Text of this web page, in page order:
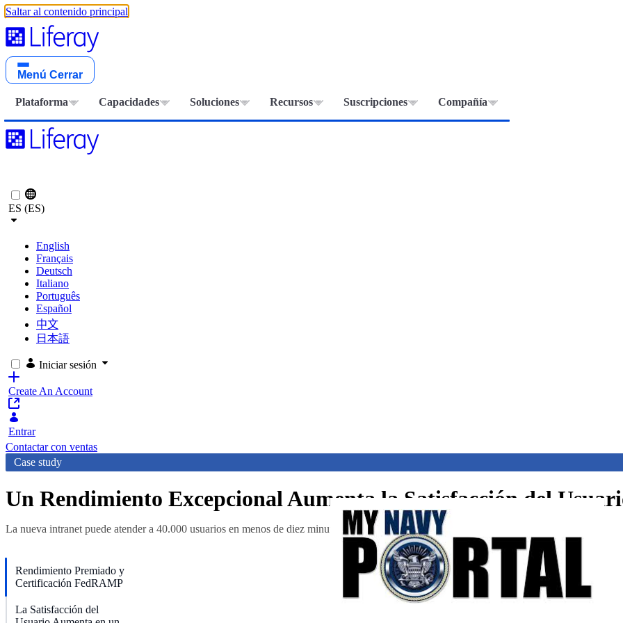
Saltar al contenido principal
Menú Cerrar
Plataforma Capacidades Soluciones Recursos Suscripciones Compañía
ES (ES)
English
Français
Deutsch
Italiano
Português
Español
中文
日本語
Iniciar sesión
Create An Account
Entrar
Contactar con ventas
Case study
Un Rendimiento Excepcional Aumenta la Satisfacción del
La nueva intranet puede atender a 40.000 usuarios en menos de diez minutos
Rendimiento Premiado y
Certificación FedRAMP
La Satisfacción del